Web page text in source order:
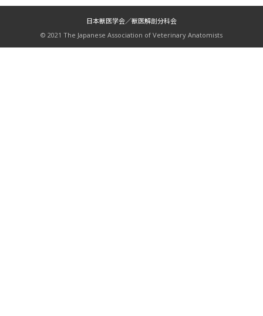
日本獣医学会／獣医解剖分科会
© 2021 The Japanese Association of Veterinary Anatomists